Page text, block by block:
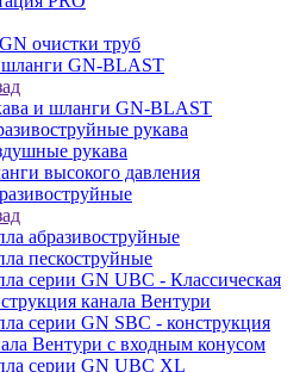
очистки труб
шланги GN-BLAST
и шланги GN-BLAST
рукава
рукава
высокого давления
абразивоструйные
пескоструйные
серии GN UBC - Классическая
канала Вентури
серии GN SBC - конструкция
Вентури c входным конусом
серии GN UBC XL